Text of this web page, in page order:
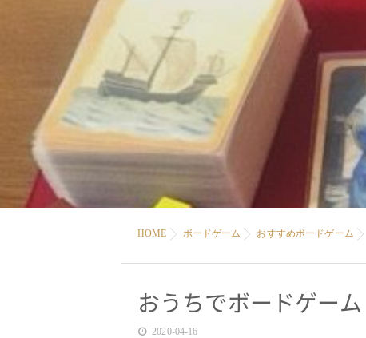
HOME ボードゲーム おすすめボードゲーム
おうちでボードゲー
2020-04-16